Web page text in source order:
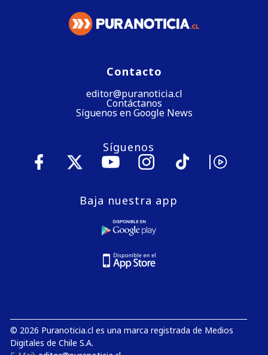
Contacto
editor@puranoticia.cl
Contáctanos
Síguenos en Google News
Síguenos
Baja nuestra app
© 2026 Puranoticia.cl es una marca registrada de Medios
Digitales de Chile S.A.